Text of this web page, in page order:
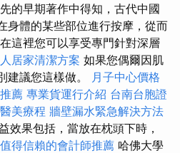
的早期著作中得知，古代中國
身體的某些部位進行按摩，從而
這裡您可以享受專門針對深層
居家清潔方案 如果您偶爾因肌
建議您這樣做。
月子中心價格
薦 專業貨運行介紹 台南台胞證
美療程 牆壁漏水緊急解決方法
效果包括，當放在枕頭下時，
值得信賴的會計師推薦 哈佛大學